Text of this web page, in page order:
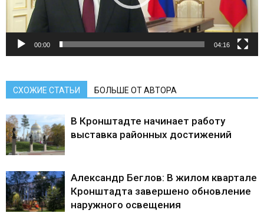
00:00 04:16
СХОЖИЕ СТАТЬИ БОЛЬШЕ ОТ АВТОРА
В Кронштадте начинает работу
выставка районных достижений
Александр Беглов: В жилом квартале
Кронштадта завершено обновление
наружного освещения